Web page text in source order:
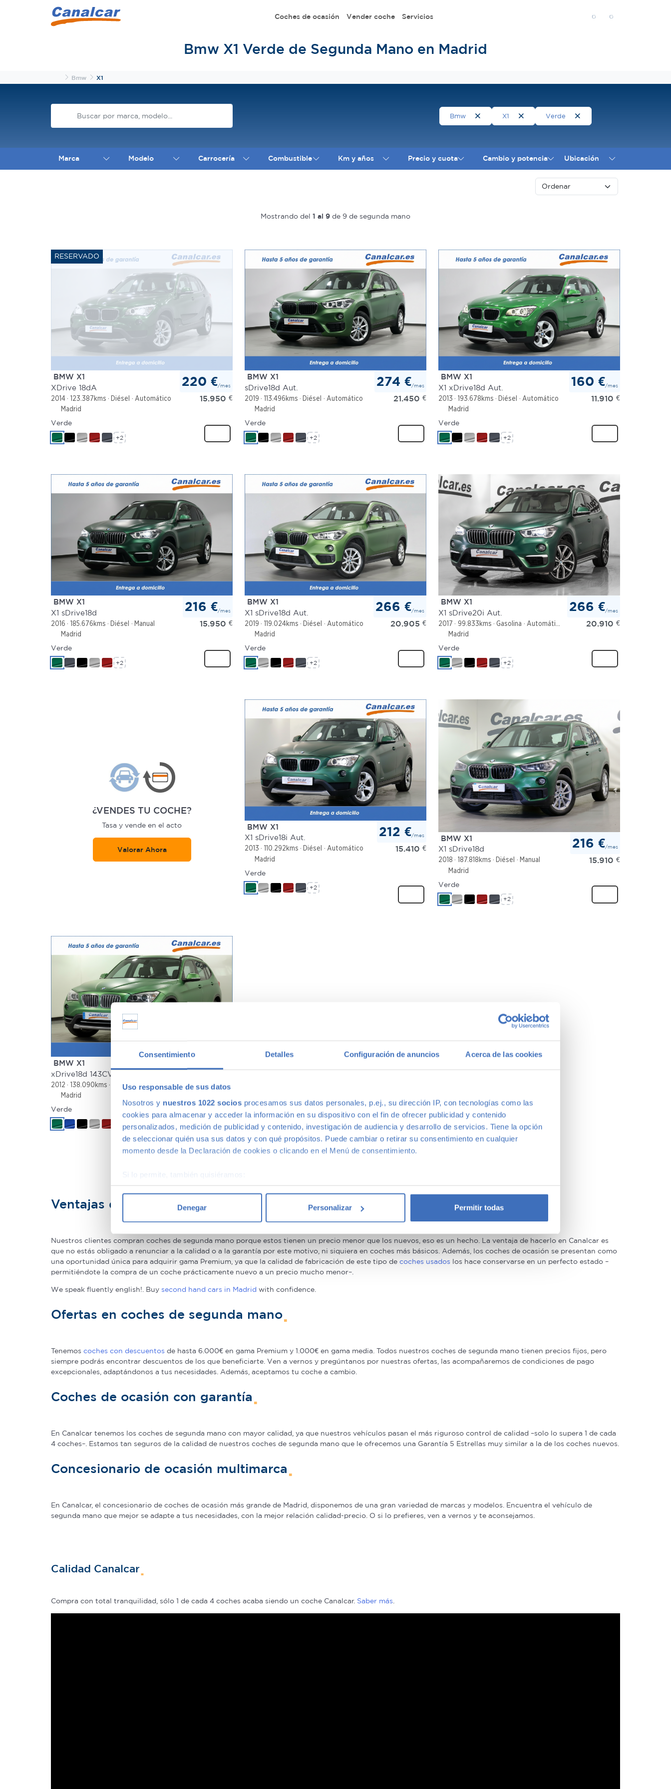
Consentimiento Detalles Configuración de anuncios Acerca de las cookies
Uso responsable de sus datos
Nosotros y nuestros 1022 socios procesamos sus datos personales, p.ej., su dirección IP, con tecnologías como las
cookies para almacenar y acceder la información en su dispositivo con el fin de ofrecer publicidad y contenido
personalizados, medición de publicidad y contenido, investigación de audiencia y desarrollo de servicios. Tiene la opción
de seleccionar quién usa sus datos y con qué propósitos. Puede cambiar o retirar su consentimiento en cualquier
momento desde la Declaración de cookies o clicando en el Menú de consentimiento.
Si lo permite, también quisiéramos:
Recopilar información sobre su ubicación geográfica que puede tener una precisión de varios metros
Obtenga más información sobre cómo se procesan sus datos personales y establezca sus preferencias en la
Las cookies de este sitio web se usan para personalizar el contenido y los anuncios, ofrecer funciones de redes sociales
y analizar el tráfico. Además, compartimos información sobre el uso que haga del sitio web con nuestros partners de
redes sociales, publicidad y análisis web, quienes pueden combinarla con otra información que les haya proporcionado o
que hayan recopilado a partir del uso que haya hecho de sus servicios.
Denegar Personalizar Permitir todas
Coches de ocasión Vender coche Servicios
Bmw X1 Verde de Segunda Mano en Madrid
InicioBmw X1
Bmw X1 Verde
Marca Modelo Carrocería Combustible Km y años Precio y cuota Cambio y potencia Ubicación
Mostrando del 1 al 9 de 9 de segunda mano
BMW X1
XDrive 18dA
2014 123.387kms Diésel
Automático
Madrid
220 €/mes
15.950 €
Verde
+2
BMW X1
sDrive18d Aut.
2019 113.496kms Diésel
Automático
Madrid
274 €/mes
21.450 €
Verde
+2
BMW X1
X1 xDrive18d Aut.
2013 193.678kms Diésel
Automático
Madrid
160 €/mes
11.910 €
Verde
+2
BMW X1
X1 sDrive18d
2016 185.676kms Diésel
Manual
Madrid
216 €/mes
15.950 €
Verde
+2
BMW X1
X1 sDrive18d Aut.
2019 119.024kms Diésel
Automático
Madrid
266 €/mes
20.905 €
Verde
+2
BMW X1
X1 sDrive20i Aut.
2017 99.833kms Gasolina
Automático
Madrid
266 €/mes
20.910 €
Verde
+2
¿VENDES TU COCHE?
Tasa y vende en el acto
Valorar Ahora
BMW X1
X1 sDrive18i Aut.
2013 110.292kms Diésel
Automático
Madrid
212 €/mes
15.410 €
Verde
+2
BMW X1
X1 sDrive18d
2018 187.818kms Diésel
Manual
Madrid
216 €/mes
15.910 €
Verde
+2
BMW X1
xDrive18d 143CV
2012 138.090kms Diésel
Manual
Madrid
190 €/mes
13.885 €
Verde
+2
Ventajas de comprar un coche de segunda mano
Nuestros clientes compran coches de segunda mano porque estos tienen un precio menor que los nuevos, eso es un hecho. La ventaja de hacerlo en Canalcar es
que no estás obligado a renunciar a la calidad o a la garantía por este motivo, ni siquiera en coches más básicos. Además, los coches de ocasión se presentan como
una oportunidad única para adquirir gama Premium, ya que la calidad de fabricación de este tipo de coches usados los hace conservarse en un perfecto estado –
permitiéndote la compra de un coche prácticamente nuevo a un precio mucho menor–.
We speak fluently english!. Buy second hand cars in Madrid with confidence.
Ofertas en coches de segunda mano
Tenemos coches con descuentos de hasta 6.000€ en gama Premium y 1.000€ en gama media. Todos nuestros coches de segunda mano tienen precios fijos, pero
siempre podrás encontrar descuentos de los que beneficiarte. Ven a vernos y pregúntanos por nuestras ofertas, las acompañaremos de condiciones de pago
excepcionales, adaptándonos a tus necesidades. Además, aceptamos tu coche a cambio.
Coches de ocasión con garantía
En Canalcar tenemos los coches de segunda mano con mayor calidad, ya que nuestros vehículos pasan el más riguroso control de calidad –solo lo supera 1 de cada
4 coches–. Estamos tan seguros de la calidad de nuestros coches de segunda mano que le ofrecemos una Garantía 5 Estrellas muy similar a la de los coches nuevos.
Concesionario de ocasión multimarca
En Canalcar, el concesionario de coches de ocasión más grande de Madrid, disponemos de una gran variedad de marcas y modelos. Encuentra el vehículo de
segunda mano que mejor se adapte a tus necesidades, con la mejor relación calidad-precio. O si lo prefieres, ven a vernos y te aconsejamos.
Calidad Canalcar
Compra con total tranquilidad, sólo 1 de cada 4 coches acaba siendo un coche Canalcar. Saber más.